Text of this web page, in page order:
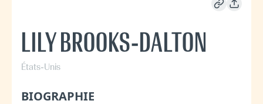
LILY BROOKS-DALTON
États-Unis
BIOGRAPHIE